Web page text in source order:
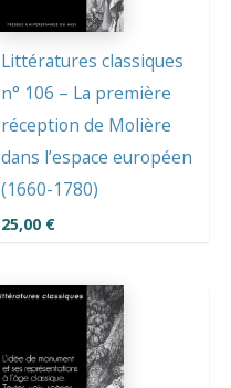
Littératures classiques
n° 106 – La première
réception de Molière
dans l’espace européen
(1660-1780)
25,00 €